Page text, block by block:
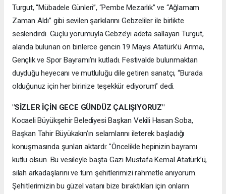
Turgut, “Mübadele Günleri”, “Pembe Mezarlık” ve “Ağlamam
Zaman Aldı” gibi sevilen şarkılarını Gebzeliler ile birlikte
seslendirdi. Güçlü yorumuyla Gebze’yi adeta sallayan Turgut,
alanda bulunan on binlerce gencin 19 Mayıs Atatürk’ü Anma,
Gençlik ve Spor Bayramı’nı kutladı. Festivalde bulunmaktan
duyduğu heyecanı ve mutluluğu dile getiren sanatçı, “Burada
olduğunuz için her birinize teşekkür ediyorum” dedi.
"SİZLER İÇİN GECE GÜNDÜZ ÇALIŞIYORUZ"
Kocaeli Büyükşehir Belediyesi Başkan Vekili Hasan Soba,
Başkan Tahir Büyükakın’ın selamlarını ileterek başladığı
konuşmasında şunları aktardı: "Öncelikle hepinizin bayramı
kutlu olsun. Bu vesileyle başta Gazi Mustafa Kemal Atatürk’ü,
silah arkadaşlarını ve tüm şehitlerimizi rahmetle anıyorum.
Şehitlerimizin bu güzel vatanı bize bıraktıkları için onların